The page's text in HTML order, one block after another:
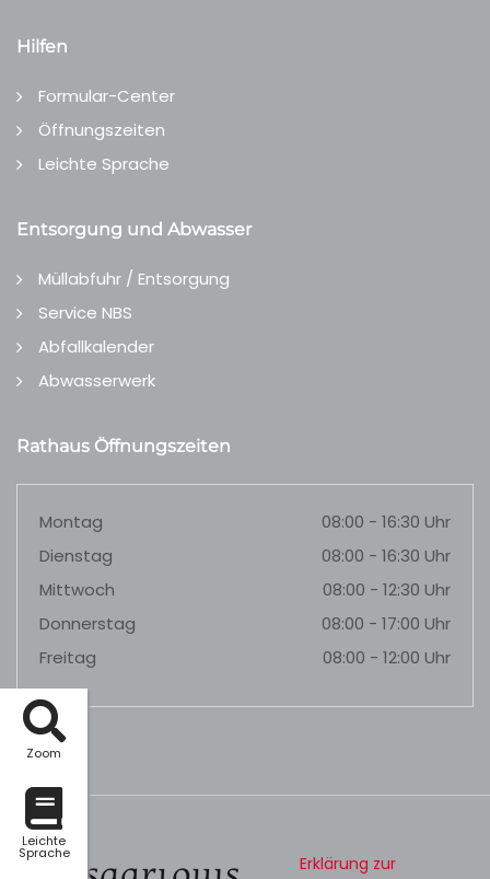
Zoom
Leichte
Sprache
Hilfen
Formular-Center
Öffnungszeiten
Leichte Sprache
Entsorgung und Abwasser
Müllabfuhr / Entsorgung
Service NBS
Abfallkalender
Abwasserwerk
Rathaus Öffnungszeiten
Montag
08:00 - 16:30 Uhr
Dienstag
08:00 - 16:30 Uhr
Mittwoch
08:00 - 12:30 Uhr
Donnerstag
08:00 - 17:00 Uhr
Freitag
08:00 - 12:00 Uhr
Erklärung zur